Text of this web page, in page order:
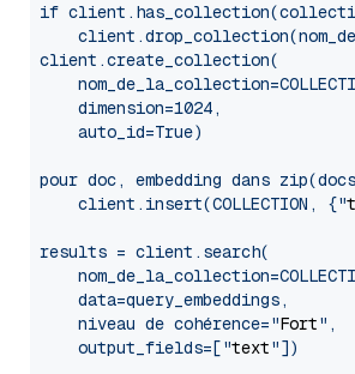
if
client.create_collection(
    dimension=1024,
    auto_id=True)
pour doc, embedding dans
    client.insert(COLLECTION, {"
results = client.search(
    data=query_embeddings,
    niveau de cohérence="
Fort",
    output_fields=["
text